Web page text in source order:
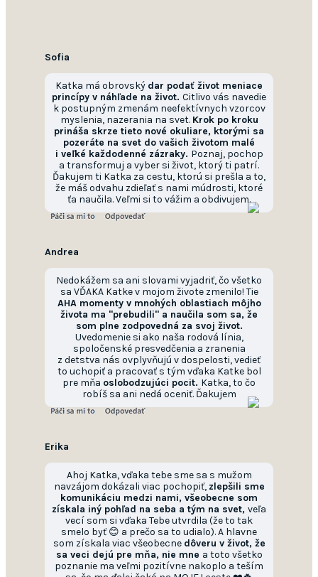
Sofia
Katka má obrovský dar podať život meniace
princípy v náhľade na život. Citlivo vás navedie
k postupným zmenám neefektívnych vzorcov
myslenia, nazerania na svet. Krok po kroku
prináša skrze tieto nové okuliare, ktorými sa
pozeráte na svet do vašich životom malé
i veľké každodenné zázraky. Poznaj, pochop
a transformuj a vyber si život, ktorý ti patrí.
Ďakujem ti Katka za cestu, ktorú si prešla a to,
že máš odvahu zdieľať s nami múdrosti, ktoré
ťa naučila. Veľmi si to vážim a obdivujem.
Andrea
Nedokážem sa ani slovami vyjadriť, čo všetko
sa VĎAKA Katke v mojom živote zmenilo! Tie
AHA momenty v mnohých oblastiach môjho
života ma "prebudili" a naučila som sa, že
som plne zodpovedná za svoj život.
Uvedomenie si ako naša rodová línia,
spoločenské presvedčenia a zranenia
z detstva nás ovplyvňujú v dospelosti, vedieť
to uchopiť a pracovať s tým vďaka Katke bol
pre mňa oslobodzujúci pocit. Katka, to čo
robíš sa ani nedá oceniť. Ďakujem
Erika
Ahoj Katka, vďaka tebe sme sa s mužom
navzájom dokázali viac pochopiť, zlepšili sme
komunikáciu medzi nami, všeobecne som
získala iný pohľad na seba a tým na svet, veľa
vecí som si vďaka Tebe utvrdila (že to tak
smelo byť 😊 a prečo sa to udialo). A hlavne
som získala viac všeobecne dôveru v život, že
sa veci dejú pre mňa, nie mne a toto všetko
poznanie ma veľmi pozitívne nakoplo a teším